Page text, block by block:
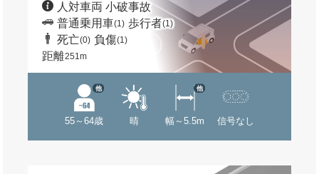
人対車両 小破事故
普通乗用車(1) 歩行者(1)
死亡(0) 負傷(1)
距離251m
55～64歳
他
晴 幅～5.5m
他
信号なし